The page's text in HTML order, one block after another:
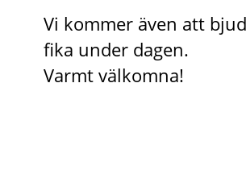
Vi kommer även att
fika under dagen.
Varmt välkomna!